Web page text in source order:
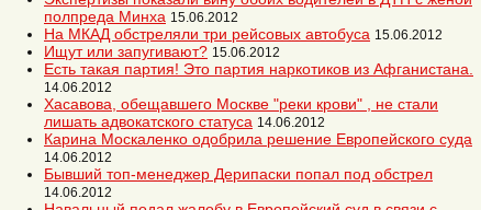
полпреда Минха 15.06.2012
На МКАД обстреляли три рейсовых автобуса 15.06.2012
Ищут или запугивают? 15.06.2012
Есть такая партия! Это партия наркотиков из Афганистана.
14.06.2012
Хасавова, обещавшего Москве "реки крови" , не стали
лишать адвокатского статуса 14.06.2012
Карина Москаленко одобрила решение Европейского суда
14.06.2012
Бывший топ-менеджер Дерипаски попал под обстрел
14.06.2012